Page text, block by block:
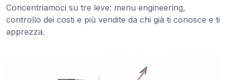
Concentriamoci su tre leve: menu engineering,
controllo dei costi e più vendite da chi già ti conosce e ti
apprezza.